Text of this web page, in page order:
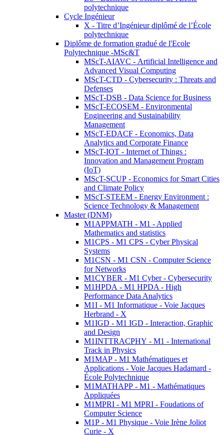
polytechnique
Cycle Ingénieur
X - Titre d’Ingénieur diplômé de l’École
polytechnique
Diplôme de formation gradué de l'Ecole
Polytechnique -MSc&T
MScT-AIAVC - Artificial Intelligence and
Advanced Visual Computing
MScT-CTD - Cybersecurity : Threats and
Defenses
MScT-DSB - Data Science for Business
MScT-ECOSEM - Environmental
Engineering and Sustainability
Management
MScT-EDACF - Economics, Data
Analytics and Corporate Finance
MScT-IOT - Internet of Things :
Innovation and Management Program
(IoT)
MScT-SCUP - Economics for Smart Cities
and Climate Policy
MScT-STEEM - Energy Environment :
Science Technology & Management
Master (DNM)
M1APPMATH - M1 - Applied
Mathematics and statistics
M1CPS - M1 CPS - Cyber Physical
Systems
M1CSN - M1 CSN - Computer Science
for Networks
M1CYBER - M1 Cyber - Cybersecurity
M1HPDA - M1 HPDA - High
Performance Data Analytics
M1I - M1 Informatique - Voie Jacques
Herbrand - X
M1IGD - M1 IGD - Interaction, Graphic
and Design
M1INTTRACPHY - M1 - International
Track in Physics
M1MAP - M1 Mathématiques et
Applications - Voie Jacques Hadamard -
École Polytechnique
M1MATHAPP - M1 - Mathématiques
Appliquées
M1MPRI - M1 MPRI - Foudations of
Computer Science
M1P - M1 Physique - Voie Irène Joliot
Curie - X